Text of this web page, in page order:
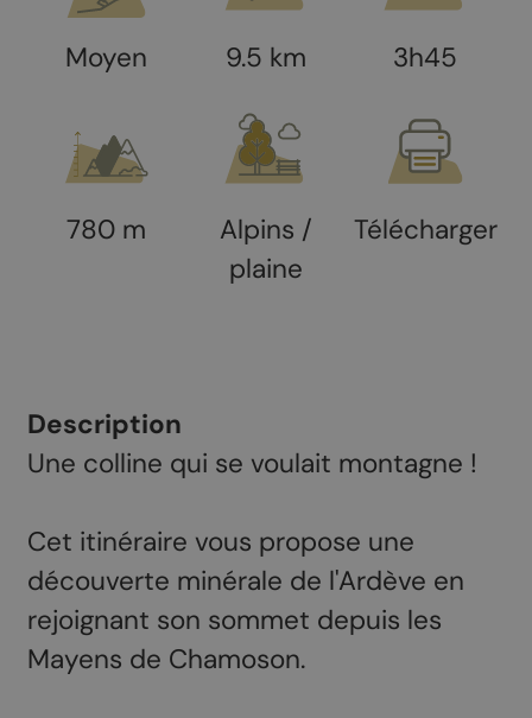
Moyen 9.5 km 3h45
780 m
Alpins /
plaine
Télécharger
Description
Une colline qui se voulait montagne !
Cet itinéraire vous propose une
découverte minérale de l'Ardève en
rejoignant son sommet depuis les
Mayens de Chamoson.